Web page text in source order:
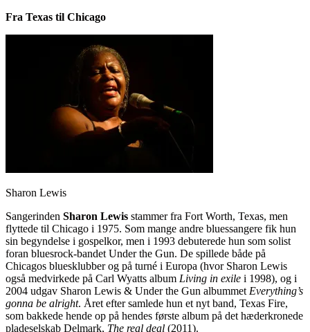
Fra Texas til Chicago
Sharon Lewis
Sangerinden Sharon Lewis stammer fra Fort Worth, Texas, men
flyttede til Chicago i 1975. Som mange andre bluessangere fik hun
sin begyndelse i gospelkor, men i 1993 debuterede hun som solist
foran bluesrock-bandet Under the Gun. De spillede både på
Chicagos bluesklubber og på turné i Europa (hvor Sharon Lewis
også medvirkede på Carl Wyatts album Living in exile i 1998), og i
2004 udgav Sharon Lewis & Under the Gun albummet Everything’s
gonna be alright. Året efter samlede hun et nyt band, Texas Fire,
som bakkede hende op på hendes første album på det hæderkronede
pladeselskab Delmark, The real deal (2011).